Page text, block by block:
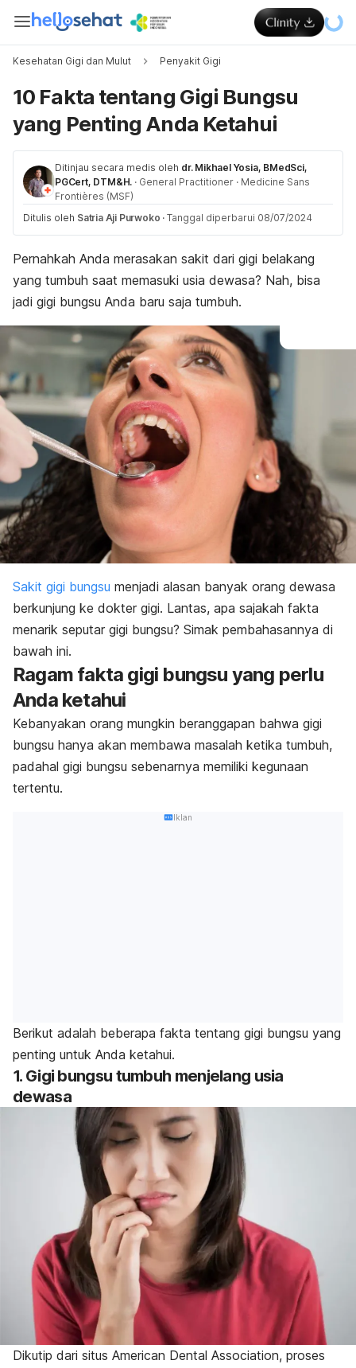
Kesehatan Gigi dan Mulut Penyakit Gigi
10 Fakta tentang Gigi Bungsu
yang Penting Anda Ketahui
Ditinjau secara medis oleh dr. Mikhael Yosia, BMedSci,
PGCert, DTM&H. · General Practitioner · Medicine Sans
Frontières (MSF)
Ditulis oleh Satria Aji Purwoko · Tanggal diperbarui 08/07/2024
Pernahkah Anda merasakan sakit dari gigi belakang
yang tumbuh saat memasuki usia dewasa? Nah, bisa
jadi gigi bungsu Anda baru saja tumbuh.
Sakit gigi bungsu menjadi alasan banyak orang dewasa
berkunjung ke dokter gigi. Lantas, apa sajakah fakta
menarik seputar gigi bungsu? Simak pembahasannya di
bawah ini.
Ragam fakta gigi bungsu yang perlu
Anda ketahui
Kebanyakan orang mungkin beranggapan bahwa gigi
bungsu hanya akan membawa masalah ketika tumbuh,
padahal gigi bungsu sebenarnya memiliki kegunaan
tertentu.
Iklan
Berikut adalah beberapa fakta tentang gigi bungsu yang
penting untuk Anda ketahui.
1. Gigi bungsu tumbuh menjelang usia
dewasa
Dikutip dari situs American Dental Association, proses